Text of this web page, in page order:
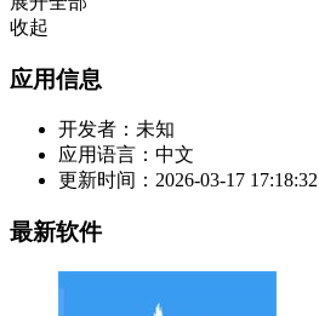
收起
应用信息
开发者： 未知
应用语言： 中文
更新时间： 2026-03-17 17:18:32
最新软件